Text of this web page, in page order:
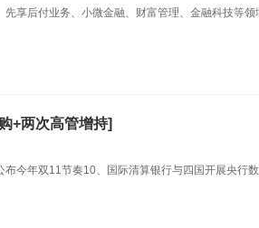
享后付业务、小微金融、财富管理、金融科技等领
+两次高管增持]
今年双11节奏10、国际清算银行与四国开展央行